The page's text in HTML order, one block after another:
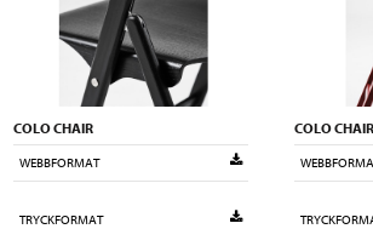
COLO CHAIR
WEBBFORMAT
TRYCKFORMAT
COLO CHAIR